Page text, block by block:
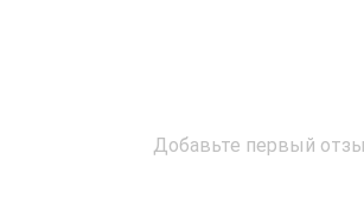
Добавьте первый